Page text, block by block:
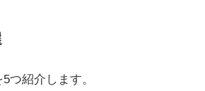
つ紹介します。